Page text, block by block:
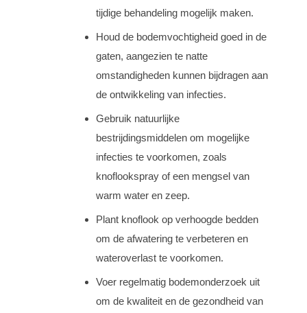
tijdige behandeling mogelijk maken.
Houd de bodemvochtigheid goed in de
gaten, aangezien te natte
omstandigheden kunnen bijdragen aan
de ontwikkeling van infecties.
Gebruik natuurlijke
bestrijdingsmiddelen om mogelijke
infecties te voorkomen, zoals
knoflookspray of een mengsel van
warm water en zeep.
Plant knoflook op verhoogde bedden
om de afwatering te verbeteren en
wateroverlast te voorkomen.
Voer regelmatig bodemonderzoek uit
om de kwaliteit en de gezondheid van